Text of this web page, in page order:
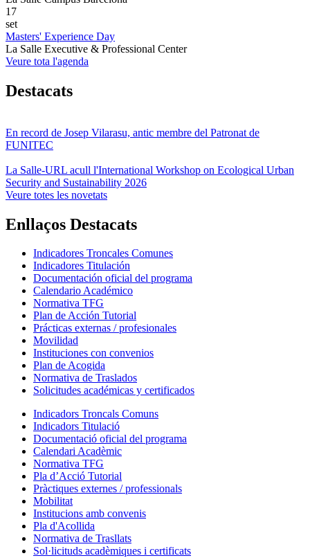
17
set
Masters' Experience Day
La Salle Executive & Professional Center
Veure tota l'agenda
Destacats
En record de Josep Vilarasu, antic membre del Patronat de
FUNITEC
La Salle-URL acull l'International Workshop on Ecological Urban
Security and Sustainability 2026
Veure totes les novetats
Enllaços Destacats
Indicadores Troncales Comunes
Indicadores Titulación
Documentación oficial del programa
Calendario Académico
Normativa TFG
Plan de Acción Tutorial
Prácticas externas / profesionales
Movilidad
Instituciones con convenios
Plan de Acogida
Normativa de Traslados
Solicitudes académicas y certificados
Indicadors Troncals Comuns
Indicadors Titulació
Documentació oficial del programa
Calendari Acadèmic
Normativa TFG
Pla d’Acció Tutorial
Pràctiques externes / professionals
Mobilitat
Institucions amb convenis
Pla d'Acollida
Normativa de Trasllats
Sol·licituds acadèmiques i certificats